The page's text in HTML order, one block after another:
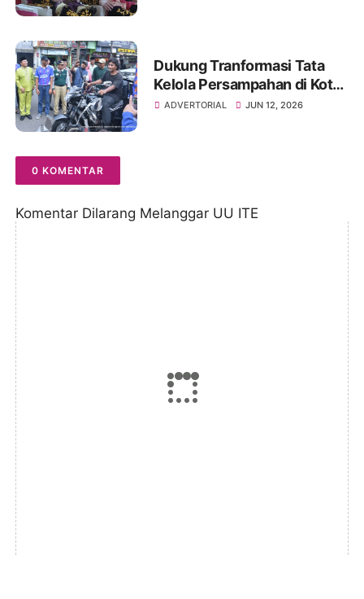
Dukung Tranformasi Tata
Kelola Persampahan di Kota
Jambi, Masyarakat Solok
ADVERTORIAL JUN 12, 2026
0 KOMENTAR
Komentar Dilarang Melanggar UU ITE